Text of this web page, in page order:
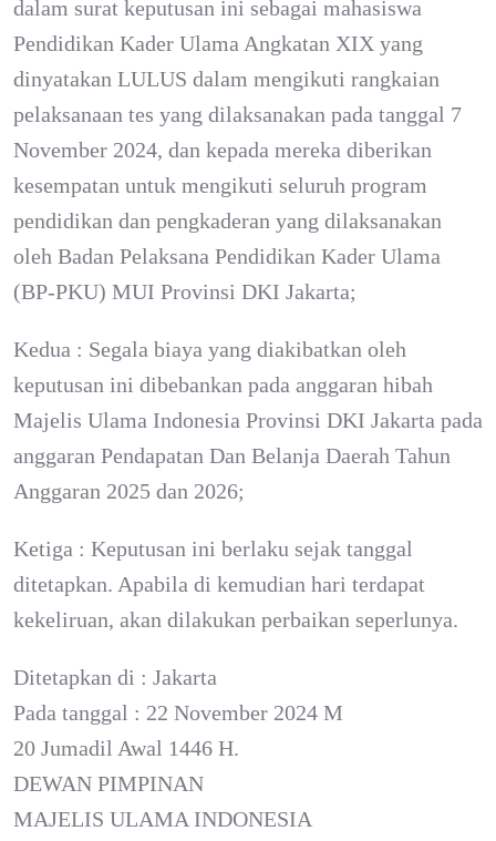
dalam surat keputusan ini sebagai mahasiswa
Pendidikan Kader Ulama Angkatan XIX yang
dinyatakan LULUS dalam mengikuti rangkaian
pelaksanaan tes yang dilaksanakan pada tanggal 7
November 2024, dan kepada mereka diberikan
kesempatan untuk mengikuti seluruh program
pendidikan dan pengkaderan yang dilaksanakan
oleh Badan Pelaksana Pendidikan Kader Ulama
(BP-PKU) MUI Provinsi DKI Jakarta;
Kedua : Segala biaya yang diakibatkan oleh
keputusan ini dibebankan pada anggaran hibah
Majelis Ulama Indonesia Provinsi DKI Jakarta pada
anggaran Pendapatan Dan Belanja Daerah Tahun
Anggaran 2025 dan 2026;
Ketiga : Keputusan ini berlaku sejak tanggal
ditetapkan. Apabila di kemudian hari terdapat
kekeliruan, akan dilakukan perbaikan seperlunya.
Ditetapkan di : Jakarta
Pada tanggal : 22 November 2024 M
20 Jumadil Awal 1446 H.
DEWAN PIMPINAN
MAJELIS ULAMA INDONESIA